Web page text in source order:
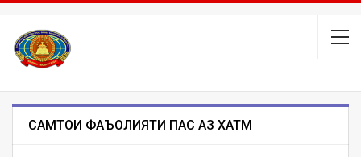
САМТҲОИ ФАЪОЛИЯТИ ПАС АЗ ХАТМ